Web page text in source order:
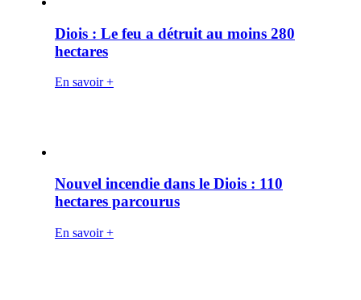
Diois : Le feu a détruit au moins 280
hectares
En savoir +
Nouvel incendie dans le Diois : 110
hectares parcourus
En savoir +